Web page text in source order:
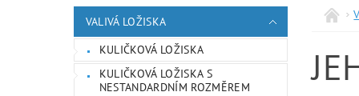
PODMÍNKY OCHRANY OSOBNÍCH ÚDAJŮ
VALIVÁ LOŽISKA
KULIČKOVÁ LOŽISKA
KULIČKOVÁ LOŽISKA S
NESTANDARDNÍM ROZMĚREM